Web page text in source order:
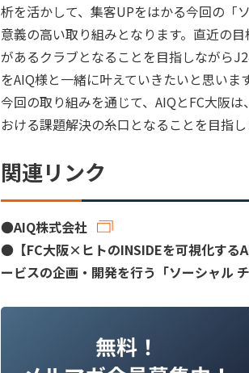
析を活かして、集客UPをはかる今回の「
意義の高い取り組みとなります。直近の
があるクラブとなることを目指しながら
をAIQ様と一緒に叶えていきたいと思いま
今回の取り組みを通じて、AIQとFC大阪
おける課題解決の糸口となることを目指し
関連リンク
●AIQ株式会社
● 【FC大阪×ヒトのINSIDEを可視化す
ービスの企画・開発を行う「ソーシャル